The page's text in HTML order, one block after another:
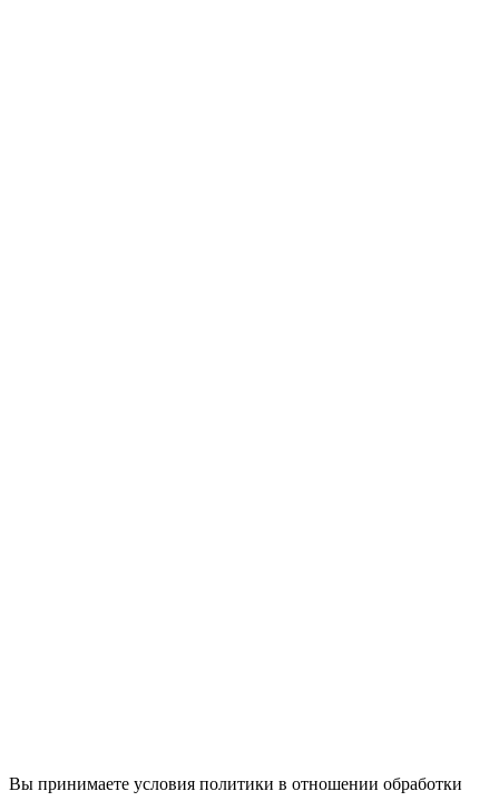
Вы принимаете условия политики в отношении обработки